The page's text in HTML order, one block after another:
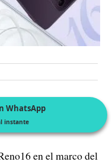
WhatsApp
instante
en el marco del